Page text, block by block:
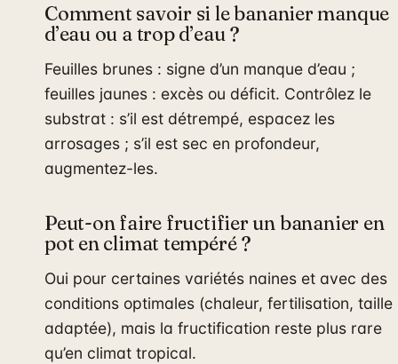
Comment savoir si le bananier manque
d’eau ou a trop d’eau ?
Feuilles brunes : signe d’un manque d’eau ;
feuilles jaunes : excès ou déficit. Contrôlez le
substrat : s’il est détrempé, espacez les
arrosages ; s’il est sec en profondeur,
augmentez-les.
Peut-on faire fructifier un bananier en
pot en climat tempéré ?
Oui pour certaines variétés naines et avec des
conditions optimales (chaleur, fertilisation, taille
adaptée), mais la fructification reste plus rare
qu’en climat tropical.